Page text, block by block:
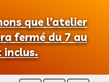
que l’atelier
fermé du 7 au
inclus.